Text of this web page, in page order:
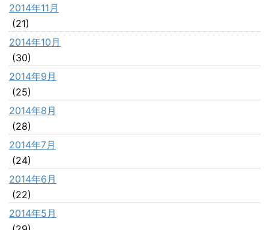
2014年11月
(21)
2014年10月
(30)
2014年9月
(25)
2014年8月
(28)
2014年7月
(24)
2014年6月
(22)
2014年5月